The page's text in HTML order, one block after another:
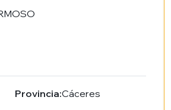
Provincia:Cáceres